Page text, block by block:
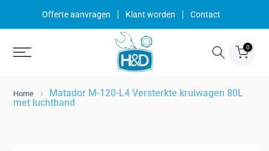
Offerte aanvragen Klant worden Contact
0
Home
Matador M-120-L4 Versterkte kruiwagen 80L
met luchtband